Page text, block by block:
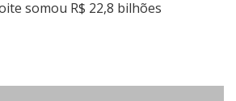
somou R$ 22,8 bilhões